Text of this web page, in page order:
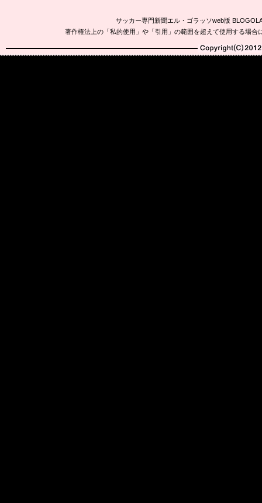
サッカー専門新聞エル・ゴラッソweb版
著作権法上の「私的使用」や「引用」の範囲を超えて使用する場
Copyright(C)2010-